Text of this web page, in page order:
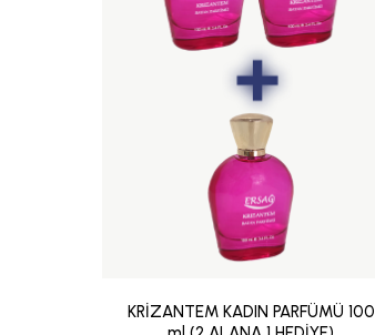
KRİZANTEM KADIN PARFÜMÜ 100